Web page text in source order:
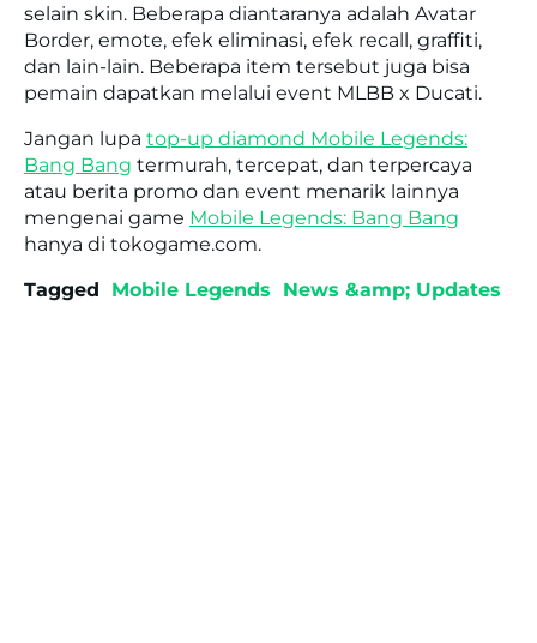
selain skin. Beberapa diantaranya adalah Avatar
Border, emote, efek eliminasi, efek recall, graffiti,
dan lain-lain. Beberapa item tersebut juga bisa
pemain dapatkan melalui event MLBB x Ducati.
Jangan lupa top-up diamond Mobile Legends:
Bang Bang termurah, tercepat, dan terpercaya
atau berita promo dan event menarik lainnya
mengenai game Mobile Legends: Bang Bang
hanya di tokogame.com.
Tagged
Mobile Legends News &amp; Updates